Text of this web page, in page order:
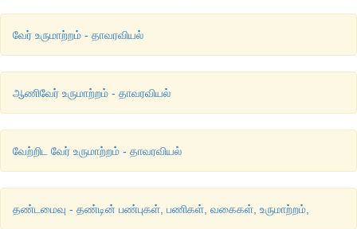
வேர் உருமாற்றம் - தாவரவியல்
ஆணிவேர் உருமாற்றம் - தாவரவியல்
வேற்றிட வேர் உருமாற்றம் - தாவரவியல்
தண்டமைவு - தண்டின் பண்புகள், பணிகள், வகைகள், உருமாற்றம்,